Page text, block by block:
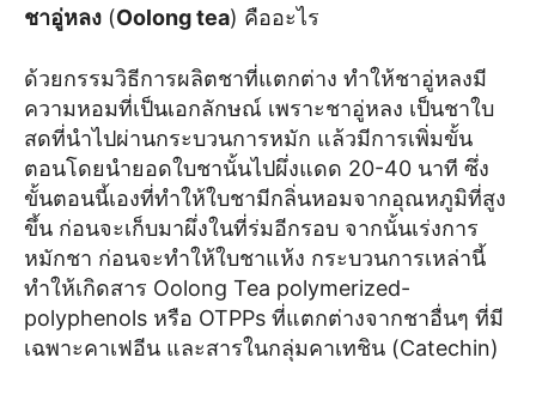
ชาอู่หลง (Oolong tea) คืออะไร
ด้วยกรรมวิธีการผลิตชาที่แตกต่าง ทำให้ชาอู่หลงมี
ความหอมที่เป็นเอกลักษณ์ เพราะชาอู่หลง เป็นชาใบ
สดที่นำไปผ่านกระบวนการหมัก แล้วมีการเพิ่มขั้น
ตอนโดยนำยอดใบชานั้นไปผึ่งแดด 20-40 นาที ซึ่ง
ขั้นตอนนี้เองที่ทำให้ใบชามีกลิ่นหอมจากอุณหภูมิที่สูง
ขึ้น ก่อนจะเก็บมาผึ่งในที่ร่มอีกรอบ จากนั้นเร่งการ
หมักชา ก่อนจะทำให้ใบชาแห้ง กระบวนการเหล่านี้
ทำให้เกิดสาร Oolong Tea polymerized-
polyphenols หรือ OTPPs ที่แตกต่างจากชาอื่นๆ ที่มี
เฉพาะคาเฟอีน และสารในกลุ่มคาเทชิน (Catechin)